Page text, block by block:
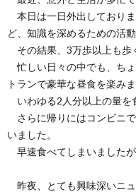
本日は一日外出しており
ど、知識を深めるための活
その結果、3万歩以上も歩
忙しい日々の中でも、ち
トランで豪華な昼食を楽みま
いわゆる2人分以上の量を
さらに帰りにはコンビニ
いました。
早速食べてしまいましたが
昨夜、とても興味深いニュ